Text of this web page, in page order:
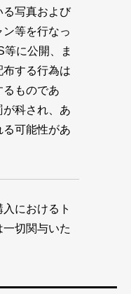
る写真および
等を行なっ
に公開、ま
する行為は
ものであ
が科され、あ
る可能性があ
におけるト
切関与いた